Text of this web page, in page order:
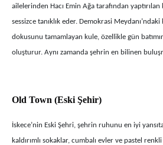
ailelerinden Hacı Emin Ağa tarafından
sessizce tanıklık eder. Demokrasi
dokusunu tamamlayan kule, özellikle gün
oluşturur. Aynı zamanda şehrin en bilinen
Old Town (Eski Şehir)
İskece’nin Eski Şehri, şehrin ruhunu en iyi
kaldırımlı sokaklar, cumbalı evler ve pastel